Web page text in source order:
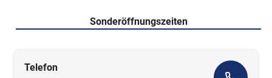
Sonderöffnungszeiten
Telefon